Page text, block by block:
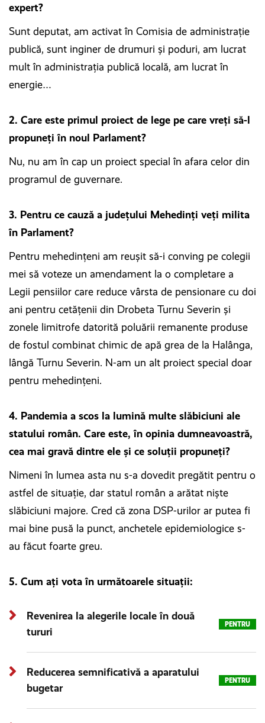
expert?
Sunt deputat, am activat în Comisia de administrație
publică, sunt inginer de drumuri și poduri, am lucrat
mult în administrația publică locală, am lucrat în
energie…
2. Care este primul proiect de lege pe care vreți să-l
propuneți în noul Parlament?
Nu, nu am în cap un proiect special în afara celor din
programul de guvernare.
3. Pentru ce cauză a județului Mehedinți veți milita
în Parlament?
Pentru mehedințeni am reușit să-i conving pe colegii
mei să voteze un amendament la o completare a
Legii pensiilor care reduce vârsta de pensionare cu doi
ani pentru cetățenii din Drobeta Turnu Severin și
zonele limitrofe datorită poluării remanente produse
de fostul combinat chimic de apă grea de la Halânga,
lângă Turnu Severin. N-am un alt proiect special doar
pentru mehedințeni.
4. Pandemia a scos la lumină multe slăbiciuni ale
statului român. Care este, în opinia dumneavoastră,
cea mai gravă dintre ele și ce soluții propuneți?
Nimeni în lumea asta nu s-a dovedit pregătit pentru o
astfel de situație, dar statul român a arătat niște
slăbiciuni majore. Cred că zona DSP-urilor ar putea fi
mai bine pusă la punct, anchetele epidemiologice s-
au făcut foarte greu.
5. Cum ați vota în următoarele situații:
Revenirea la alegerile locale în două
tururi
PENTRU
Reducerea semnificativă a aparatului
bugetar
PENTRU